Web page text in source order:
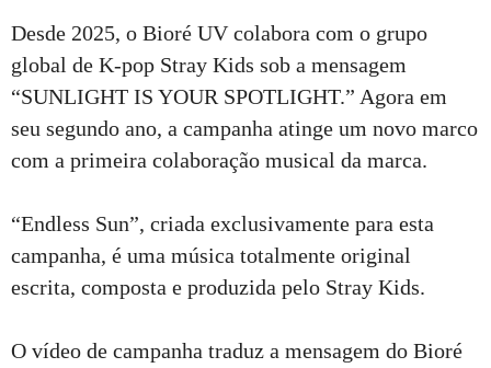
Desde 2025, o Bioré UV colabora com o grupo
global de K-pop Stray Kids sob a mensagem
“SUNLIGHT IS YOUR SPOTLIGHT.” Agora em
seu segundo ano, a campanha atinge um novo marco
com a primeira colaboração musical da marca.
“Endless Sun”, criada exclusivamente para esta
campanha, é uma música totalmente original
escrita, composta e produzida pelo Stray Kids.
O vídeo de campanha traduz a mensagem do Bioré